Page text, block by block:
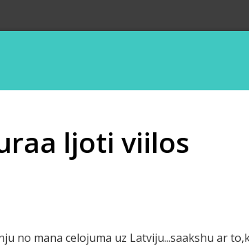
ljoti viilos
no mana celojuma uz Latviju...saakshu ar